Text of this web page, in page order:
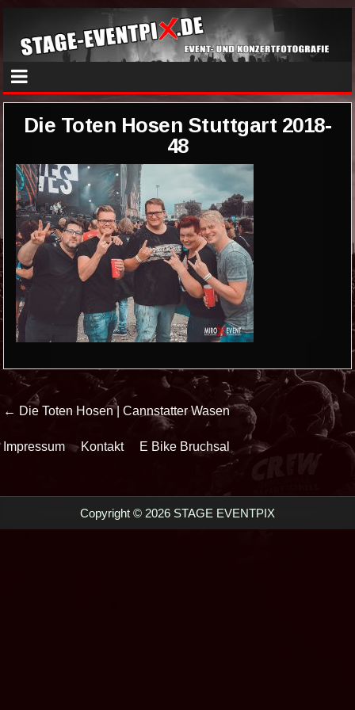
Die Toten Hosen Stuttgart 2018-
48
Beitrags-
← Die Toten Hosen | Cannstatter Wasen
Impressum Kontakt E Bike Bruchsal
Copyright © 2026 STAGE EVENTPIX